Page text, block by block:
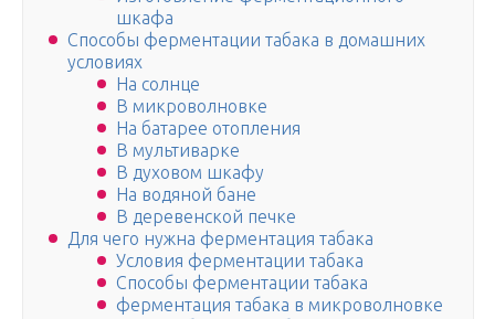
шкафа
Способы ферментации табака в домашних
условиях
На солнце
В микроволновке
На батарее отопления
В мультиварке
В духовом шкафу
На водяной бане
В деревенской печке
Для чего нужна ферментация табака
Условия ферментации табака
Способы ферментации табака
ферментация табака в микроволновке